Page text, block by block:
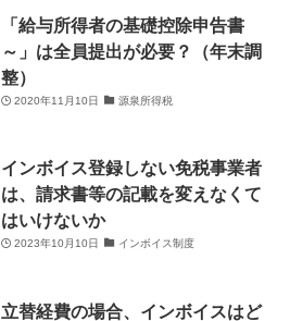
「給与所得者の基礎控除申告書
～」は全員提出が必要？（年末調
整）
2020年11月10日 源泉所得税
インボイス登録しない免税事業者
は、請求書等の記載を変えなくて
はいけないか
2023年10月10日 インボイス制度
立替経費の場合、インボイスはど